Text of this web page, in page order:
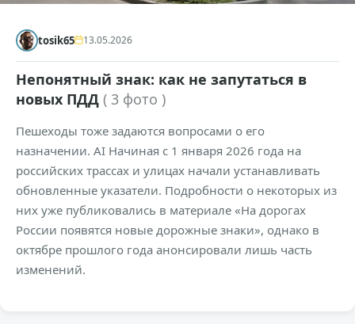
tosik65 13.05.2026
Непонятный знак: как не запутаться в
новых ПДД ( 3 фото )
Пешеходы тоже задаются вопросами о его
назначении. AI Начиная с 1 января 2026 года на
российских трассах и улицах начали устанавливать
обновленные указатели. Подробности о некоторых из
них уже публиковались в материале «На дорогах
России появятся новые дорожные знаки», однако в
октябре прошлого года анонсировали лишь часть
изменений.